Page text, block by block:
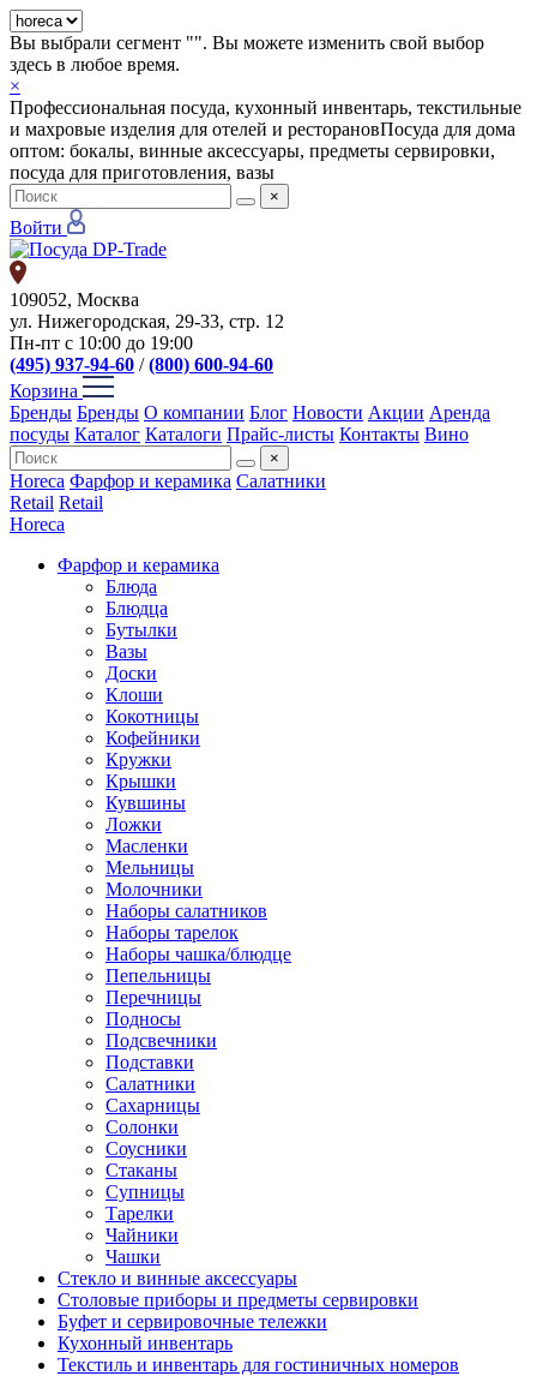
Вы выбрали сегмент "". Вы можете изменить свой выбор
здесь в любое время.
×
Профессиональная посуда, кухонный инвентарь, текстильные
и махровые изделия для отелей и ресторановПосуда для дома
оптом: бокалы, винные аксессуары, предметы сервировки,
посуда для приготовления, вазы
×
Войти
109052, Москва
ул. Нижегородская, 29-33, стр. 12
Пн-пт с 10:00 до 19:00
(495) 937-94-60 /(800) 600-94-60
Корзина
Бренды Бренды О компании Блог Новости Акции Аренда
посуды Каталог Каталоги Прайс-листы Контакты Вино
×
Horeca Фарфор и керамика Салатники
Retail Retail
Horeca
Фарфор и керамика
Блюда
Блюдца
Бутылки
Вазы
Доски
Клоши
Кокотницы
Кофейники
Кружки
Крышки
Кувшины
Ложки
Масленки
Мельницы
Молочники
Наборы салатников
Наборы тарелок
Наборы чашка/блюдце
Пепельницы
Перечницы
Подносы
Подсвечники
Подставки
Салатники
Сахарницы
Солонки
Соусники
Стаканы
Супницы
Тарелки
Чайники
Чашки
Стекло и винные аксессуары
Столовые приборы и предметы сервировки
Буфет и сервировочные тележки
Кухонный инвентарь
Текстиль и инвентарь для гостиничных номеров